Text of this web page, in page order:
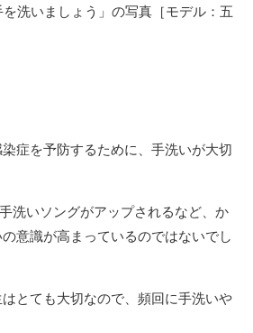
症を予防するために、手洗いが大切
洗いソングがアップされるなど、か
意識が高まっているのではないでし
とても大切なので、頻回に手洗いや